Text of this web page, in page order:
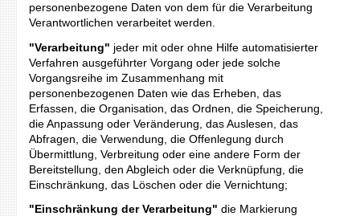
personenbezogene Daten von dem für die Verarbeitung
Verantwortlichen verarbeitet werden.
"Verarbeitung" jeder mit oder ohne Hilfe automatisierter
Verfahren ausgeführter Vorgang oder jede solche
Vorgangsreihe im Zusammenhang mit
personenbezogenen Daten wie das Erheben, das
Erfassen, die Organisation, das Ordnen, die Speicherung,
die Anpassung oder Veränderung, das Auslesen, das
Abfragen, die Verwendung, die Offenlegung durch
Übermittlung, Verbreitung oder eine andere Form der
Bereitstellung, den Abgleich oder die Verknüpfung, die
Einschränkung, das Löschen oder die Vernichtung;
"Einschränkung der Verarbeitung" die Markierung